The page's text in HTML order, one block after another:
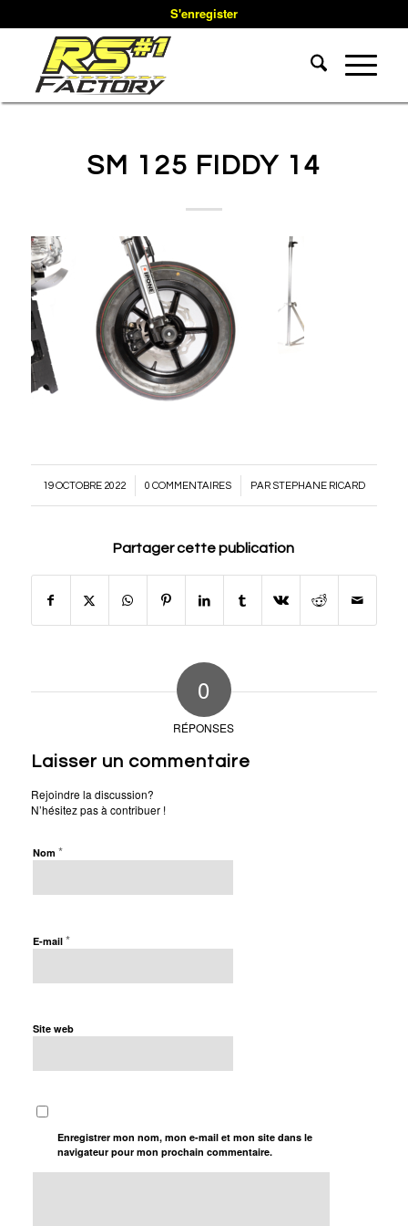
S'enregister
SM 125 FIDDY 14
19 OCTOBRE 2022
/ 0 COMMENTAIRES
/ PAR STEPHANE RICARD
Partager cette publication
0
RÉPONSES
Laisser un commentaire
Rejoindre la discussion?
N’hésitez pas à contribuer !
Nom *
E-mail *
Site web
Enregistrer mon nom, mon e-mail et mon site dans le
navigateur pour mon prochain commentaire.